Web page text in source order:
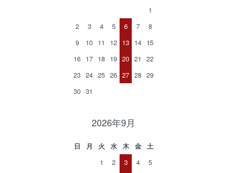
1
2
3 4 5 6 7
8
9
10 11 12 13 14 15
16 17 18 19 20 21
22
23 24 25 26 27 28 29
30 31
2026年9月
日 月 火 水 木 金
土
1
2 3 4
5